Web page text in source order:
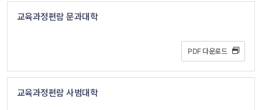
교육과정편람 문과대학
PDF 다운로드
교육과정편람 사범대학